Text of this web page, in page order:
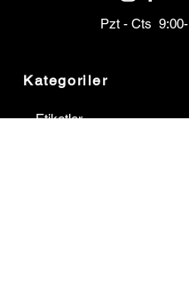
Pzt - Cts
Kategoriler
Etiketler